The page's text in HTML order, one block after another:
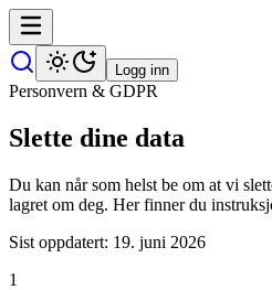
Logg inn
Personvern & GDPR
Slette dine data
Du kan når som helst be om at vi
lagret om deg. Her finner du
Sist oppdatert: 19. juni 2026
1